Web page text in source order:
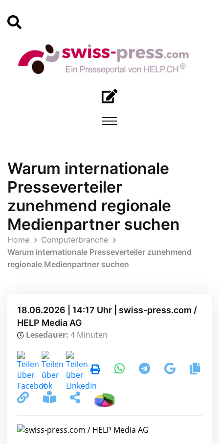
Warum internationale
Presseverteiler
zunehmend regionale
Medienpartner suchen
Home
Computerbranche
Warum internationale Presseverteiler zunehmend
regionale Medienpartner suchen
18.06.2026 | 14:17 Uhr | swiss-press.com /
HELP Media AG
Lesedauer: 4 Minuten